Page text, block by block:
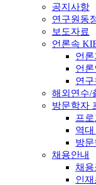
공지사항
연구원동
보도자료
언론속
언론
언
연
해외연수/
방문학자
프
역
방문
채용안내
채용
인재